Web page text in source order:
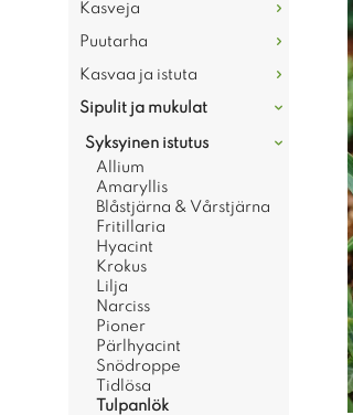
Kasveja
Puutarha
Kasvaa ja istuta
Sipulit ja mukulat
Syksyinen istutus
Allium
Amaryllis
Blåstjärna & Vårstjärna
Fritillaria
Hyacint
Krokus
Lilja
Narciss
Pioner
Pärlhyacint
Snödroppe
Tidlösa
Tulpanlök